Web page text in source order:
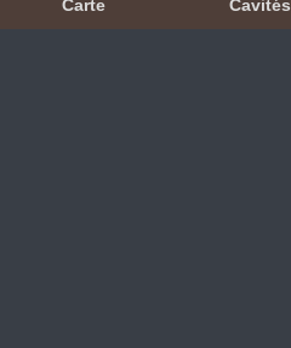
Carte Cavités